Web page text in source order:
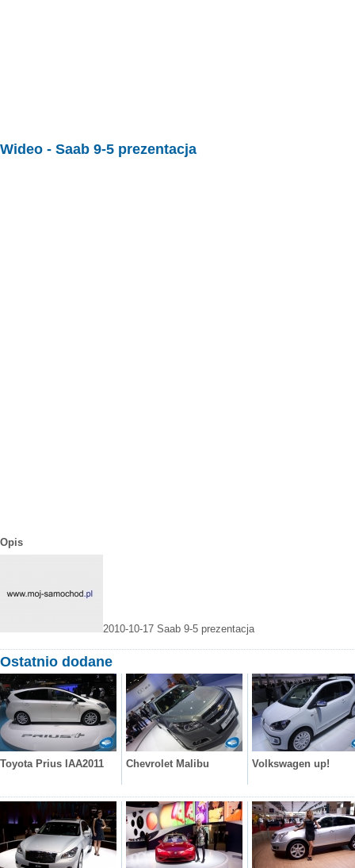
Wideo - Saab 9-5 prezentacja
Opis
2010-10-17 Saab 9-5 prezentacja
Ostatnio dodane
Toyota Prius IAA2011 Chevrolet Malibu Volkswagen up!